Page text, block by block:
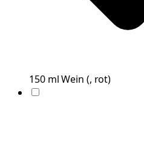
150 mlWein (, rot)